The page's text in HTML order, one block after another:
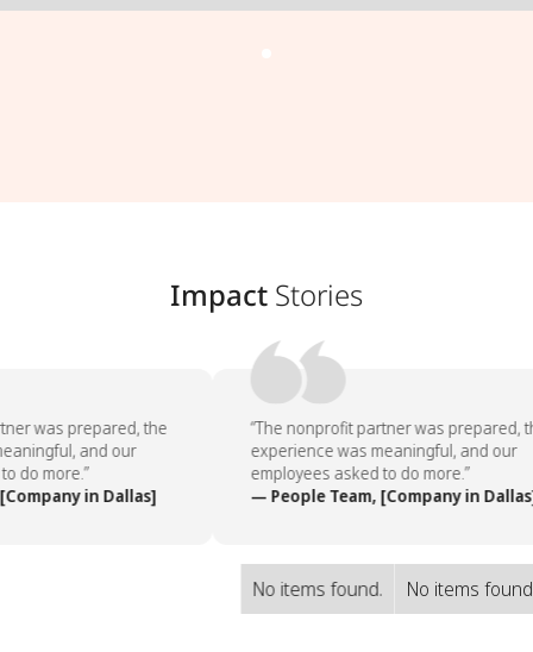
Impact Stories
was prepared, the
and our
do more.”
in Dallas]
“The nonprofit partner was prepared,
experience was meaningful, and our
employees asked to do more.”
— People Team, [Company in Dallas]
No items found. No items